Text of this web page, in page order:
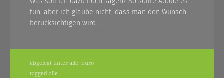
tun, aber ich glaube nicht, dass man den Wunsch
berücksichtigen wird…
abgelegt unter alle, büro
tagged alle